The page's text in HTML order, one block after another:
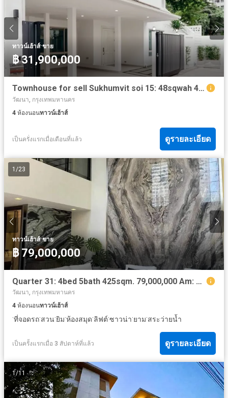
ทาวน์เฮ้าส์·ขาย
฿ 31,900,000
Townhouse for sell Sukhumvit soi 15: 48sqwah 440sqm. 4bed 6bath 31,900,000 Am: 065619----
วัฒนา, กรุงเทพมหานคร
4 ห้องนอนทาวน์เฮ้าส์
เป็นครั่งแรกเมื่อเดือนที่แล้ว ดูรายละเอียด
1 /23
ทาวน์เฮ้าส์·ขาย
฿ 79,000,000
Quarter 31: 4bed 5bath 425sqm. 79,000,000 Am: 065619----
วัฒนา, กรุงเทพมหานคร
4 ห้องนอนทาวน์เฮ้าส์
·ที่จอดรถ·สวน·ยิม·ห้องสมุด·ลิฟต์·ซาวน่า·ยาม·สระว่ายน้ำ
เป็นครั้งแรกเมื่อ 3 สัปดาห์ที่แล้ว ดูรายละเอียด
1/11